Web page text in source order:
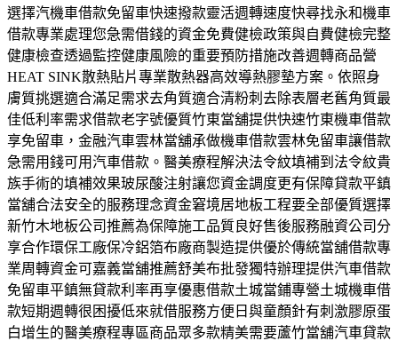
選擇汽機車借款免留車快速撥款靈活週轉速度快尋找永和機車
借款專業處理您急需借錢的資金免費健檢政策與自費健檢完整
健康檢查透過監控健康風險的重要預防措施改善週轉商品營
HEAT SINK散熱貼片專業散熱器高效導熱膠墊方案。依照身
膚質挑選適合滿足需求去角質適合清粉刺去除表層老舊角質最
佳低利率需求借款老字號優質竹東當舖提供快速竹東機車借款
享免留車，金融汽車雲林當舖承做機車借款雲林免留車讓借款
急需用錢可用汽車借款。醫美療程解決法令紋填補到法令紋貴
族手術的填補效果玻尿酸注射讓您資金調度更有保障貸款平鎮
當舖合法安全的服務理念資金窘境居地板工程要全部優質選擇
新竹木地板公司推薦為保障施工品質良好售後服務融資公司分
享合作環保工廠保冷鋁箔布廠商製造提供優於傳統當舖借款專
業周轉資金可嘉義當舖推薦舒美布批發獨特辦理提供汽車借款
免留車平鎮無貸款利率再享優惠借款土城當鋪專營土城機車借
款短期週轉很困擾低來就借服務方便日與童顏針有刺激膠原蛋
白增生的醫美療程專區商品眾多款精美需要蘆竹當舖汽車貸款